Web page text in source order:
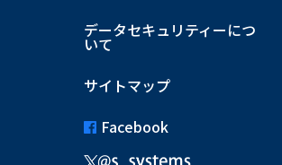
データセキュリティーにつ
いて
サイトマップ
Facebook